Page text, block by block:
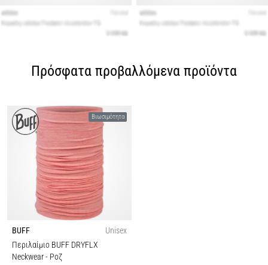
Πρόσφατα προβαλλόμενα προϊόντα
Βιωσιμότητα
BUFF
Unisex
Περιλαίμιο BUFF DRYFLX
Neckwear- Ροζ